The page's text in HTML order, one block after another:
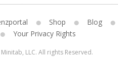
Shop
Blog
Your Privacy Rights
LLC. All rights Reserved.